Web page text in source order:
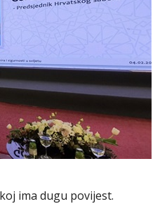
ima dugu povijest.